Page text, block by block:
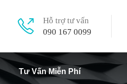
Hỗ trợ tư vấn
090 167 0099
Tư Vấn Miễn Phí